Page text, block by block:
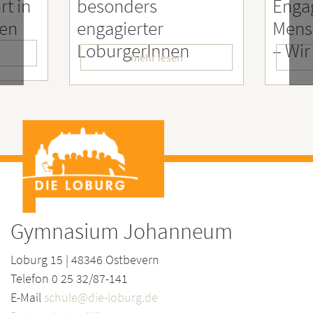
in
besonders
engagierter
LoburgerInnen
mehr lesen
–
Gymnasium Johanneum
Loburg 15 | 48346 Ostbevern
Telefon 0 25 32/87-141
E-Mail schule@die-loburg.de